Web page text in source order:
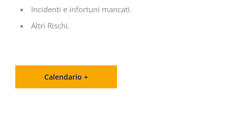
Incidenti e infortuni mancati.
Altri Rischi.
Calendario +